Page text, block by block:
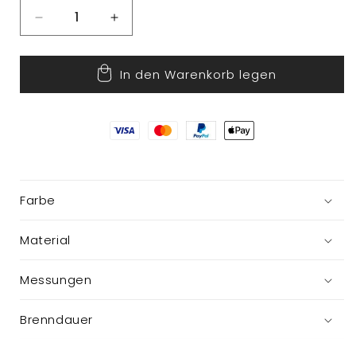
Verringere
die
Menge
Kalenderkerze
Erhöhe
die
Menge
für
Kalenderkerze
Glas
In den Warenkorb legen
Farbe
Material
Messungen
Brenndauer